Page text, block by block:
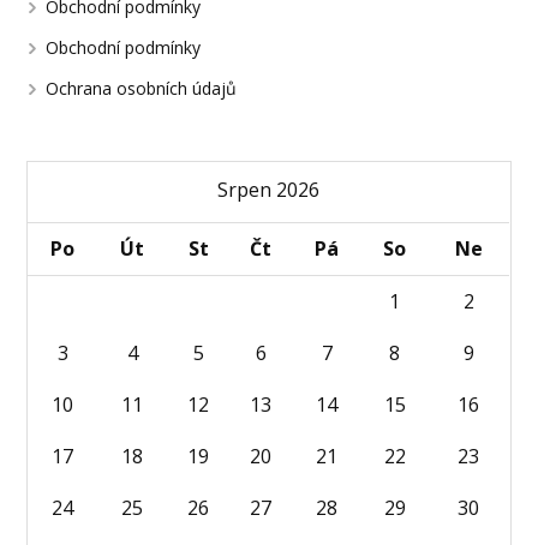
Obchodní podmínky
Obchodní podmínky
Ochrana osobních údajů
Srpen 2026
Po Út St Čt Pá So
Ne
1
2
3
4 5 6 7 8
9
10
11 12 13 14 15
16
17
18 19 20 21 22
23
24
25 26 27 28 29
30